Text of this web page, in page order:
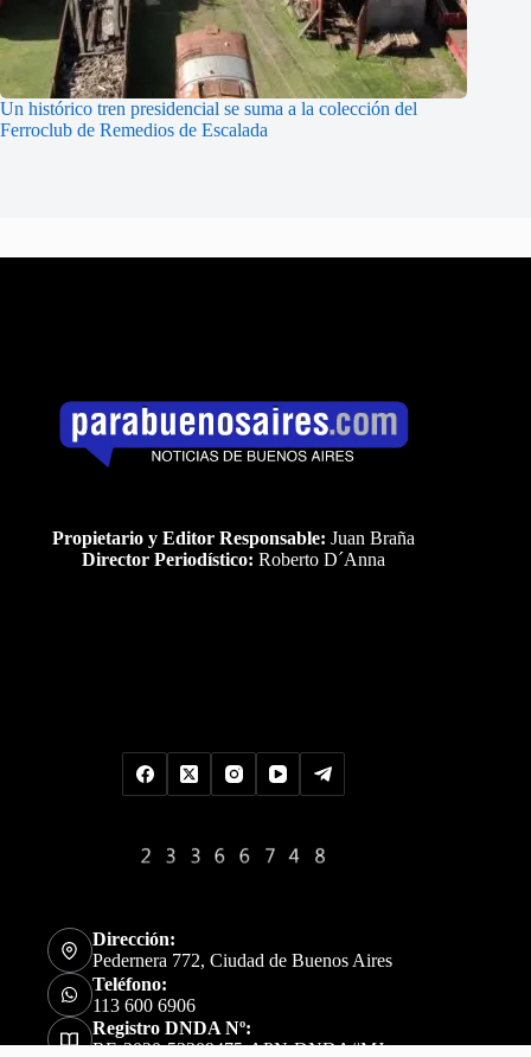
Un histórico tren presidencial se suma a la colección del
Ferroclub de Remedios de Escalada
Propietario y Editor Responsable: Juan Braña
Director Periodístico: Roberto D´Anna
Dirección:
Pedernera 772, Ciudad de Buenos Aires
Teléfono:
113 600 6906
Registro DNDA Nº:
RE-2020-52309475-APN-DNDA#MJ